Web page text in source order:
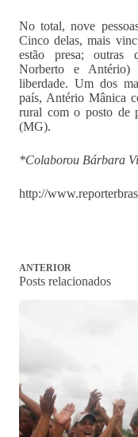
No total, nove
Cinco delas, mais
estão presa; outras
Norberto e Antério)
liberdade. Um dos
país, Antério Mânica
rural com o posto de
(MG).
*Colaborou Bárbara
http://
ANTERIOR
Posts relacionados